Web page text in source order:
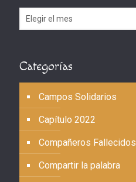
Archivos
Categorías
Campos Solidarios
Capítulo 2022
Compañeros Fallecidos
Compartir la palabra